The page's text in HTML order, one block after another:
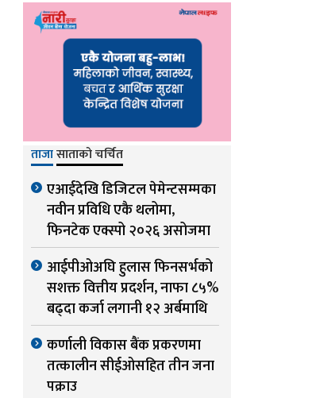
ताजासाताको चर्चित
एआईदेखि डिजिटल पेमेन्टसम्मका
नवीन प्रविधि एकै थलोमा,
फिनटेक एक्स्पो २०२६ असोजमा
आईपीओअघि हुलास फिनसर्भको
सशक्त वित्तीय प्रदर्शन, नाफा ८५%
बढ्दा कर्जा लगानी १२ अर्बमाथि
कर्णाली विकास बैंक प्रकरणमा
तत्कालीन सीईओसहित तीन जना
पक्राउ